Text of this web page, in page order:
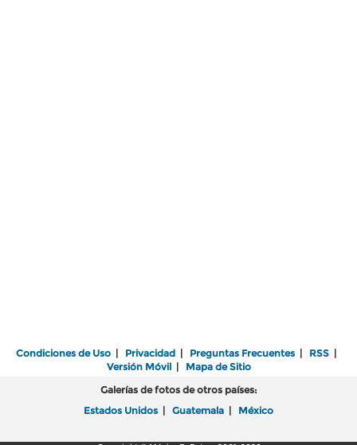
Condiciones de Uso | Privacidad | Preguntas Frecuentes | RSS |
Versión Móvil| Mapa de Sitio
Galerías de fotos de otros países:
Estados Unidos | Guatemala | México